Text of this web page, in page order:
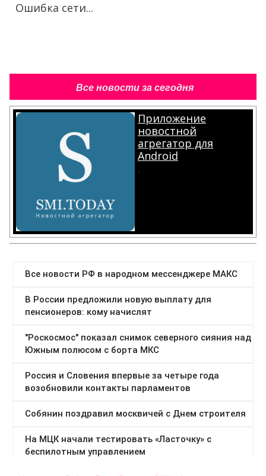
Ошибка сети...
Все новости за сегодня
Приложение
новостной
агрегатор для
Android
.